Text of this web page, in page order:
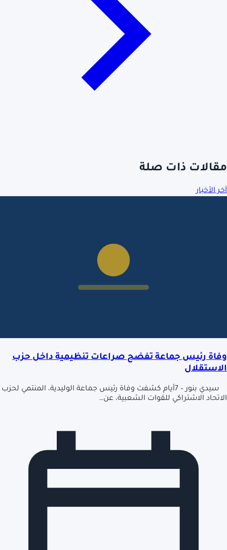
مقالات ذات صلة
آخر الأخبار
وفاة رئيس جماعة تفضح صراعات تنظيمية داخل حزب
الاستقلال
سيدي بنور – 7أيام كشفت وفاة رئيس جماعة الوليدية، المنتمي لحزب
الاتحاد الاشتراكي للقوات الشعبية، عن…